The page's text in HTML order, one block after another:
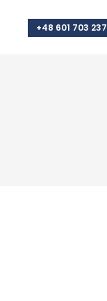
+48 601 703 237